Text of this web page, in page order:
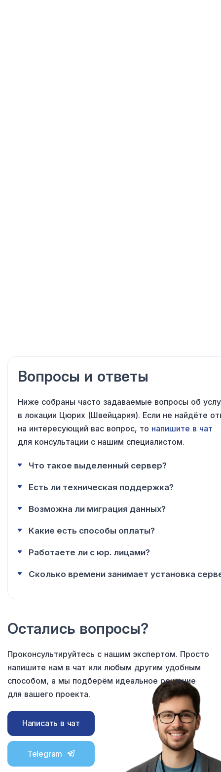
Вопросы и ответы
Ниже собраны часто задаваемые вопросы об
в локации Цюрих (Швейцария). Если не найдёте
на интересующий вас вопрос, то напишите в чат
для консультации с нашим специалистом.
Что такое выделенный сервер?
Есть ли техническая поддержка?
Возможна ли миграция данных?
Какие есть способы оплаты?
Работаете ли с юр. лицами?
Сколько времени занимает установка
Остались вопросы?
Проконсультируйтесь с нашим экспертом. Просто
напишите нам в чат или любым другим удобным
способом, а мы подберём идеальное решение
для вашего проекта.
Написать в чат
Telegram